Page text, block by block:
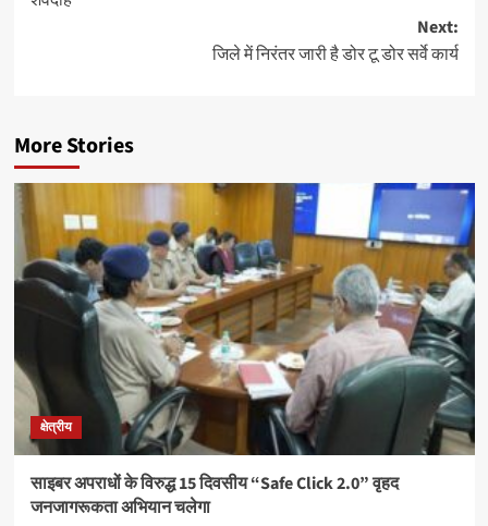
Next:
जिले में निरंतर जारी है डोर टू डोर सर्वे कार्य
More Stories
क्षेत्रीय
साइबर अपराधों के विरुद्ध 15 दिवसीय “Safe Click 2.0” वृहद
जनजागरूकता अभियान चलेगा